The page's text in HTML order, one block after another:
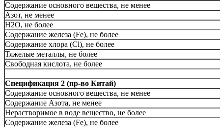
Содержание основного вещества, не менее
Азот, не менее
H2O, не более
Содержание железа (Fe), не более
Содержание хлора (Сl), не более
Тяжелые металлы, не более
Свободная кислота, не более
Спецификация 2 (пр-во Китай)
Содержание основного вещества, не менее
Содержание Азота, не менее
Нерастворимое в воде вещество, не более
Содержание железа (Fe), не более